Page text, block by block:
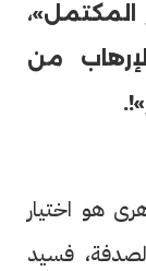
المكتمل»،
من
هو اختيار
فسيد